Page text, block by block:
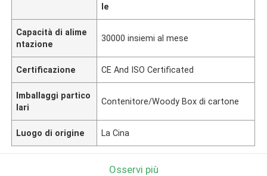
le
Capacità di alime
ntazione
30000 insiemi al mese
Certificazione CE And ISO Certificated
Imballaggi partico
lari
Contenitore/Woody Box di cartone
Luogo di origine La Cina
Osservi più